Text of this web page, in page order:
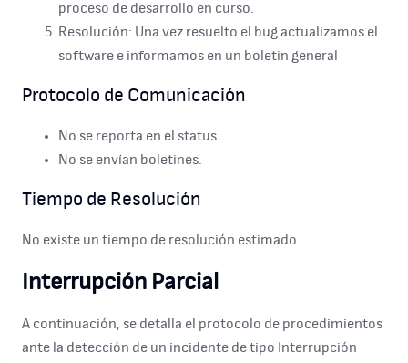
proceso de desarrollo en curso.
Resolución: Una vez resuelto el bug actualizamos el
software e informamos en un boletin general
Protocolo de Comunicación
No se reporta en el status.
No se envían boletines.
Tiempo de Resolución
No existe un tiempo de resolución estimado.
Interrupción Parcial
A continuación, se detalla el protocolo de procedimientos
ante la detección de un incidente de tipo Interrupción